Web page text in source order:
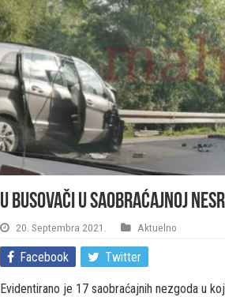
U Busovači u saobraćajnoj
20. Septembra 2021. Aktuelno
Facebook Twitter
Evidentirano je 17 saobraćajnih nezgoda u